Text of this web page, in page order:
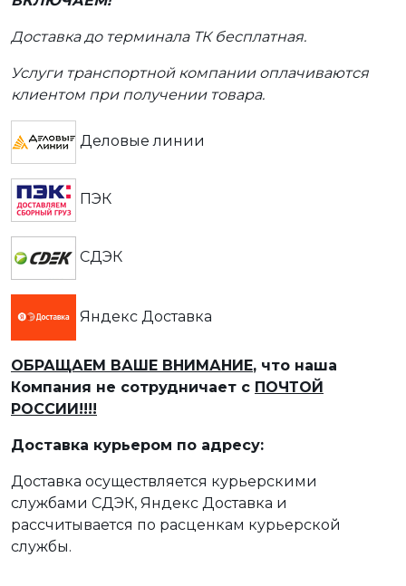
Доставка до терминала ТК бесплатная.
Услуги транспортной компании оплачиваются
клиентом при получении товара.
Деловые линии
ПЭК
СДЭК
Яндекс Доставка
ОБРАЩАЕМ ВАШЕ ВНИМАНИЕ, что наша
Компания не сотрудничает с ПОЧТОЙ
РОССИИ!!!!
Доставка курьером по адресу:
Доставка осуществляется курьерскими
службами СДЭК, Яндекс Доставка и
рассчитывается по расценкам курьерской
службы.